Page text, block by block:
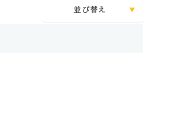
並び替え